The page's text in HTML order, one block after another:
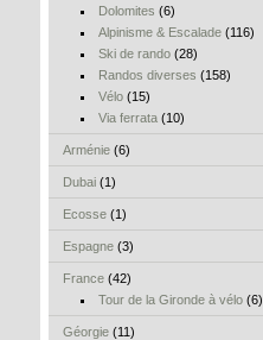
Dolomites (6)
Alpinisme & Escalade(116)
Ski de rando(28)
Randos diverses (158)
Vélo(15)
Via ferrata(10)
Arménie (6)
Dubai (1)
Ecosse (1)
Espagne (3)
France (42)
Tour de la Gironde à vélo(6)
Géorgie (11)